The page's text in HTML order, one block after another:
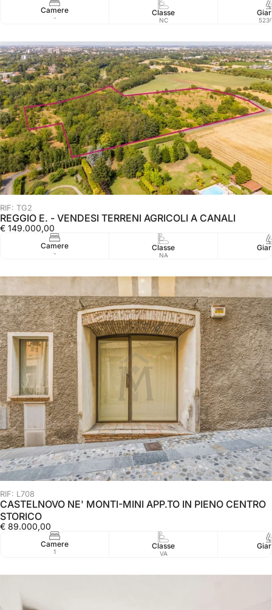
Camere
-
Classe
NC
RIF: TG2
REGGIO E. - VENDESI TERRENI AGRICOLI A CANALI
€ 149.000,00
Camere
-
Classe
NA
RIF: L708
CASTELNOVO NE' MONTI-MINI APP.TO IN PIENO CENTRO
STORICO
€ 89.000,00
Camere
1
Classe
VA